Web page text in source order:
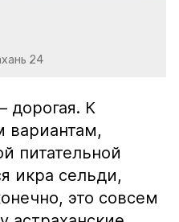
24
дорогая. К
вариантам,
питательной
икра сельди,
это совсем